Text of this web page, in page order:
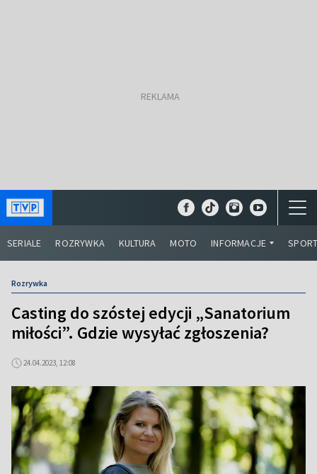
SERIALE ROZRYWKA KULTURA MOTO INFORMACJE
Rozrywka
Casting do szóstej edycji „Sanatorium
miłości”. Gdzie wysyłać zgłoszenia?
24.04.2023, 12:08